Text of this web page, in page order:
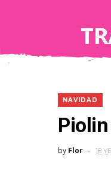
NAVIDAD
by Flor 18